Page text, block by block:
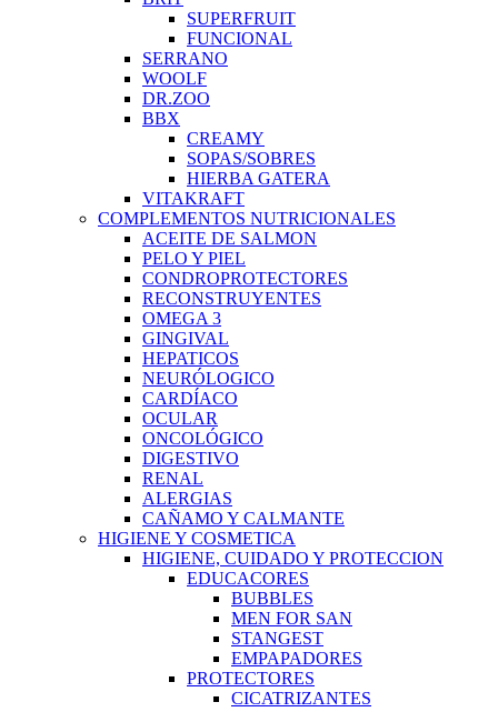
SUPERFRUIT
FUNCIONAL
SERRANO
WOOLF
DR.ZOO
BBX
CREAMY
SOPAS/SOBRES
HIERBA GATERA
VITAKRAFT
COMPLEMENTOS NUTRICIONALES
ACEITE DE SALMON
PELO Y PIEL
CONDROPROTECTORES
RECONSTRUYENTES
OMEGA 3
GINGIVAL
HEPATICOS
NEURÓLOGICO
CARDÍACO
OCULAR
ONCOLÓGICO
DIGESTIVO
RENAL
ALERGIAS
CAÑAMO Y CALMANTE
HIGIENE Y COSMETICA
HIGIENE, CUIDADO Y PROTECCION
EDUCACORES
BUBBLES
MEN FOR SAN
STANGEST
EMPAPADORES
PROTECTORES
CICATRIZANTES